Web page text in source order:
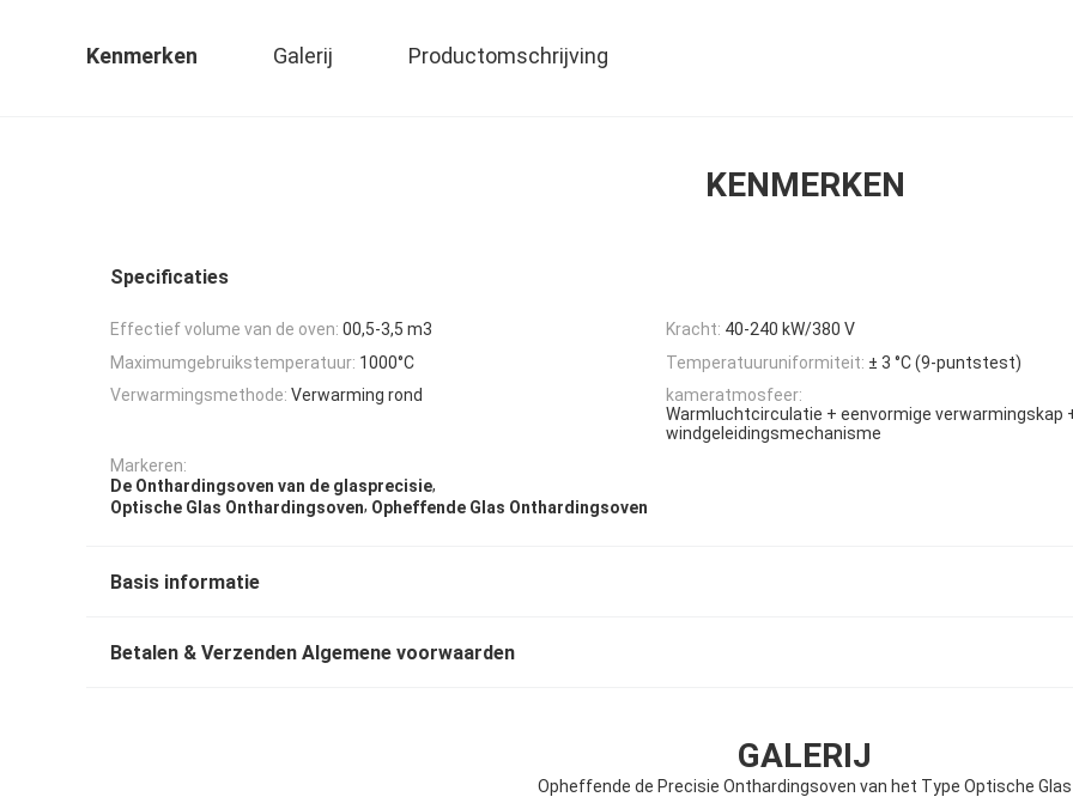
Kenmerken Galerij Productomschrijving
KENMERKEN
Specificaties
Effectief volume van de oven: 00,5-3,5 m3 Kracht: 40-240 kW/380 V
Maximumgebruikstemperatuur: 1000°C Temperatuuruniformiteit: ± 3 °C (9-puntstest)
Verwarmingsmethode: Verwarming rond
kameratmosfeer:
Warmluchtcirculatie + eenvormige verwarmingskap
windgeleidingsmechanisme
Markeren:
De Onthardingsoven van de glasprecisie,
Optische Glas Onthardingsoven, Opheffende Glas Onthardingsoven
Basis informatie
Betalen & Verzenden Algemene voorwaarden
GALERIJ
Opheffende de Precisie Onthardingsoven van het Type Optische Glas